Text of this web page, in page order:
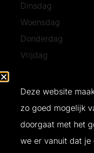
Dinsdag
Woensdag
Donderdag
Vrijdag
Zondag
Deze website
zo goed mogelijk
doorgaat met het
we er vanuit dat je